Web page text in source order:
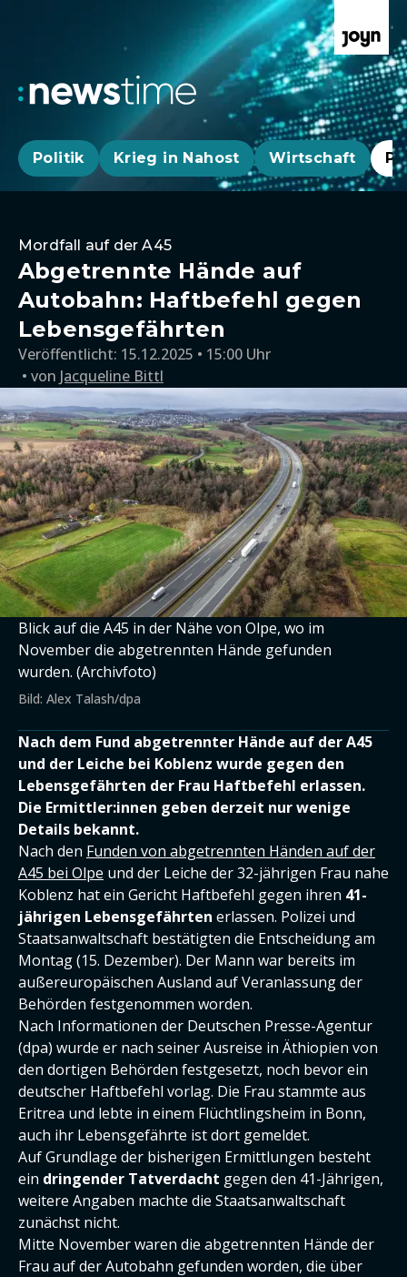
Politik Krieg in Nahost Wirtschaft
Mordfall auf der A45
Abgetrennte Hände auf
Autobahn: Haftbefehl gegen
Lebensgefährten
Veröffentlicht: 15.12.2025 • 15:00 Uhr
von Jacqueline Bittl
Blick auf die A45 in der Nähe von Olpe, wo im
November die abgetrennten Hände gefunden
wurden. (Archivfoto)
Bild: Alex Talash/dpa
Nach dem Fund abgetrennter Hände auf der A45
und der Leiche bei Koblenz wurde gegen den
Lebensgefährten der Frau Haftbefehl erlassen.
Die Ermittler:innen geben derzeit nur wenige
Details bekannt.
Nach den Funden von abgetrennten Händen auf der
A45 bei Olpe und der Leiche der 32-jährigen Frau nahe
Koblenz hat ein Gericht Haftbefehl gegen ihren 41-
jährigen Lebensgefährten erlassen. Polizei und
Staatsanwaltschaft bestätigten die Entscheidung am
Montag (15. Dezember). Der Mann war bereits im
außereuropäischen Ausland auf Veranlassung der
Behörden festgenommen worden.
Nach Informationen der Deutschen Presse-Agentur
(dpa) wurde er nach seiner Ausreise in Äthiopien von
den dortigen Behörden festgesetzt, noch bevor ein
deutscher Haftbefehl vorlag. Die Frau stammte aus
Eritrea und lebte in einem Flüchtlingsheim in Bonn,
auch ihr Lebensgefährte ist dort gemeldet.
Auf Grundlage der bisherigen Ermittlungen besteht
ein dringender Tatverdacht gegen den 41-Jährigen,
weitere Angaben machte die Staatsanwaltschaft
zunächst nicht.
Mitte November waren die abgetrennten Hände der
Frau auf der Autobahn gefunden worden, die über